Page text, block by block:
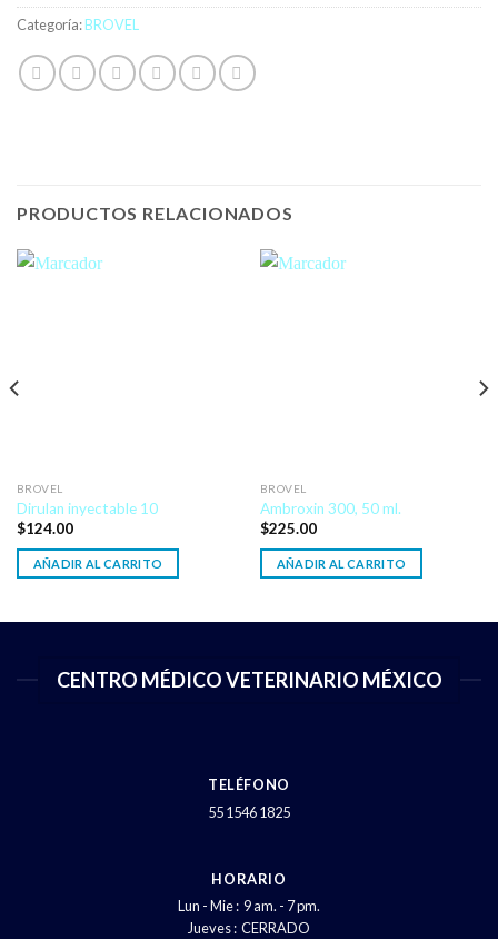
Categoría:BROVEL
PRODUCTOS RELACIONADOS
BROVEL
Dirulan inyectable 10
$124.00
AÑADIR AL CARRITO
BROVEL
Ambroxin 300, 50 ml.
$225.00
AÑADIR AL CARRITO
CENTRO MÉDICO VETERINARIO MÉXICO
TELÉFONO
55 1546 1825
HORARIO
Lun - Mie : 9 am. - 7 pm.
Jueves : CERRADO